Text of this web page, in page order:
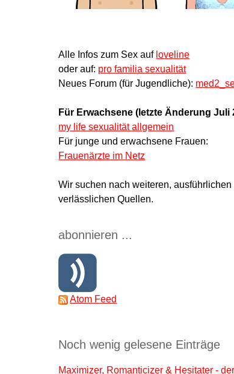
Alle Infos zum Sex auf loveline
oder auf: pro familia sexualität
Neues Forum (für Jugendliche):
Für Erwachsene (letzte Änderung Juli
my life sexualität allgemein
Für junge und erwachsene Frauen:
Frauenärzte im Netz
Wir suchen nach weiteren, ausführlichen
verlässlichen Quellen.
abonnieren ...
Atom Feed
Noch wenig gelesene Einträge
Maximizer, Romanticizer & Hesitater -